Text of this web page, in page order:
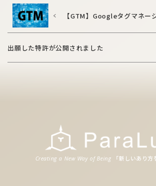
【GTM】Googleタグマネー
出願した特許が公開されました
Creating a New Way of Being 「新 しいあり方